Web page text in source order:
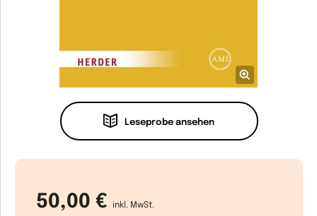
Leseprobe ansehen
50,00 € inkl. MwSt.